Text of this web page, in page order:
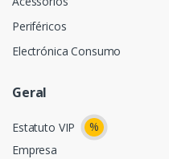
Periféricos
Electrónica Consumo
Geral
Estatuto VIP
%
Empresa